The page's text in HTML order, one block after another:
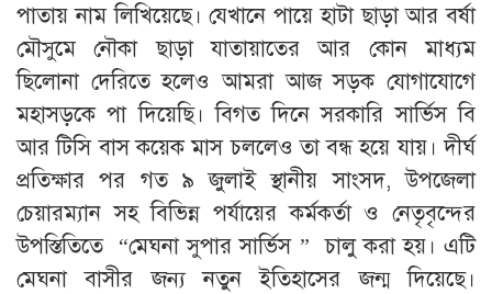
পাতায় নাম লিখিয়েছে। যেখানে পায়ে হাটা ছাড়া আর বর্ষা
মৌসুমে নৌকা ছাড়া যাতায়াতের আর কোন মাধ্যম
ছিলোনা দেরিতে হলেও আমরা আজ সড়ক যোগাযোগে
মহাসড়কে পা দিয়েছি। বিগত দিনে সরকারি সার্ভিস বি
আর টিসি বাস কয়েক মাস চললেও তা বন্ধ হয়ে যায়। দীর্ঘ
প্রতিক্ষার পর গত ৯ জুলাই স্থানীয় সাংসদ, উপজেলা
চেয়ারম্যান সহ বিভিন্ন পর্যায়ের কর্মকর্তা ও নেতৃবৃন্দের
উপস্তিতিতে “মেঘনা সুপার সার্ভিস ” চালু করা হয়। এটি
মেঘনা বাসীর জন্য নতুন ইতিহাসের জন্ম দিয়েছে।